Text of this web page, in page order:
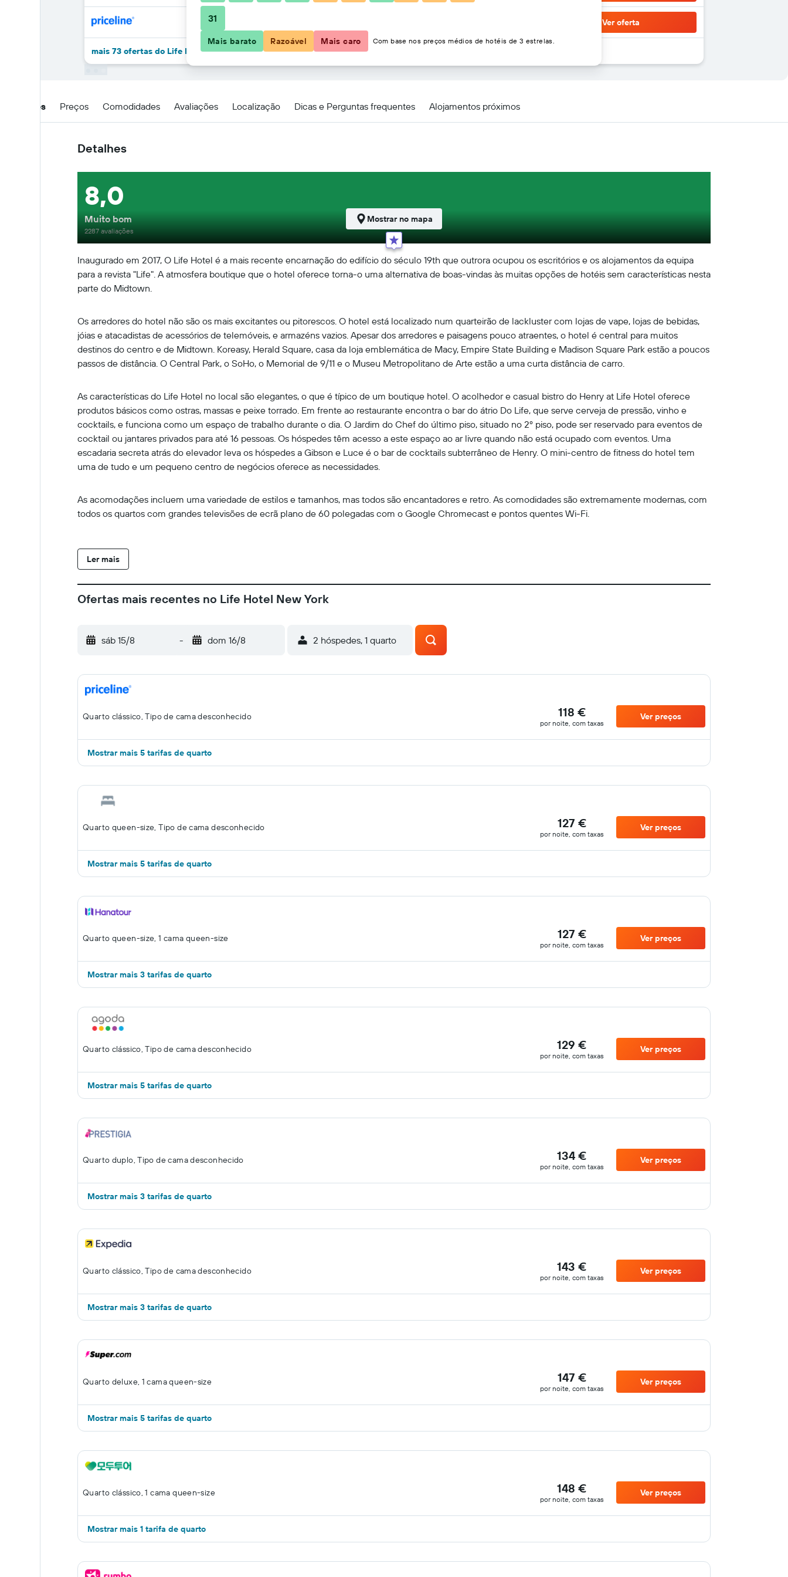
Ver oferta
mais 73 ofertas do Life Hotel New York
Detalhes Preços Comodidades Avaliações Localização Dicas e Perguntas frequentes Alojamentos próximos
Detalhes
Inaugurado em 2017, O Life Hotel é a mais recente encarnação do edifício do século 19th que outrora ocupou os escritórios e os alojamentos da equipa
para a revista "Life". A atmosfera boutique que o hotel oferece torna-o uma alternativa de boas-vindas às muitas opções de hotéis sem características nesta
parte do Midtown.
Os arredores do hotel não são os mais excitantes ou pitorescos. O hotel está localizado num quarteirão de lackluster com lojas de vape, lojas de bebidas,
jóias e atacadistas de acessórios de telemóveis, e armazéns vazios. Apesar dos arredores e paisagens pouco atraentes, o hotel é central para muitos
destinos do centro e de Midtown. Koreasy, Herald Square, casa da loja emblemática de Macy, Empire State Building e Madison Square Park estão a poucos
passos de distância. O Central Park, o SoHo, o Memorial de 9/11 e o Museu Metropolitano de Arte estão a uma curta distância de carro.
As características do Life Hotel no local são elegantes, o que é típico de um boutique hotel. O acolhedor e casual bistro do Henry at Life Hotel oferece
produtos básicos como ostras, massas e peixe torrado. Em frente ao restaurante encontra o bar do átrio Do Life, que serve cerveja de pressão, vinho e
cocktails, e funciona como um espaço de trabalho durante o dia. O Jardim do Chef do último piso, situado no 2º piso, pode ser reservado para eventos de
cocktail ou jantares privados para até 16 pessoas. Os hóspedes têm acesso a este espaço ao ar livre quando não está ocupado com eventos. Uma
escadaria secreta atrás do elevador leva os hóspedes a Gibson e Luce é o bar de cocktails subterrâneo de Henry. O mini-centro de fitness do hotel tem
uma de tudo e um pequeno centro de negócios oferece as necessidades.
As acomodações incluem uma variedade de estilos e tamanhos, mas todos são encantadores e retro. As comodidades são extremamente modernas, com
todos os quartos com grandes televisões de ecrã plano de 60 polegadas com o Google Chromecast e pontos quentes Wi-Fi.
Ler mais
8,0
Muito bom
2287 avaliações
Mostrar no mapa
Ofertas mais recentes no Life Hotel New York
sáb 15/8 - dom 16/8 2 hóspedes, 1 quarto
Quarto clássico, Tipo de cama desconhecido 118 €
por noite, com taxas
Ver preços
Mostrar mais 5 tarifas de quarto
Quarto queen-size, Tipo de cama desconhecido 127 €
por noite, com taxas
Ver preços
Mostrar mais 5 tarifas de quarto
Quarto queen-size, 1 cama queen-size 127 €
por noite, com taxas
Ver preços
Mostrar mais 3 tarifas de quarto
Quarto clássico, Tipo de cama desconhecido 129 €
por noite, com taxas
Ver preços
Mostrar mais 5 tarifas de quarto
Quarto duplo, Tipo de cama desconhecido 134 €
por noite, com taxas
Ver preços
Mostrar mais 3 tarifas de quarto
Quarto clássico, Tipo de cama desconhecido 143 €
por noite, com taxas
Ver preços
Mostrar mais 3 tarifas de quarto
Quarto deluxe, 1 cama queen-size 147 €
por noite, com taxas
Ver preços
Mostrar mais 5 tarifas de quarto
Quarto clássico, 1 cama queen-size 148 €
por noite, com taxas
Ver preços
Mostrar mais 1 tarifa de quarto
31
Mais barato Razoável Mais caro Com base nos preços médios de hotéis de 3 estrelas.